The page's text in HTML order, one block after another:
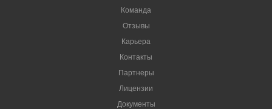
Команда
Отзывы
Карьера
Контакты
Партнеры
Лицензии
Документы